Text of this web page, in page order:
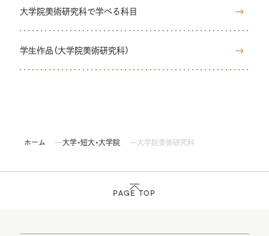
大学院美術研究科で学べる科目
学生作品（大学院美術研究科）
ホーム 大学・短大・大学院 大学院美術研究科
PAGE TOP